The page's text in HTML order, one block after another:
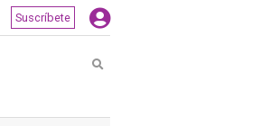
Suscríbete
Buscar